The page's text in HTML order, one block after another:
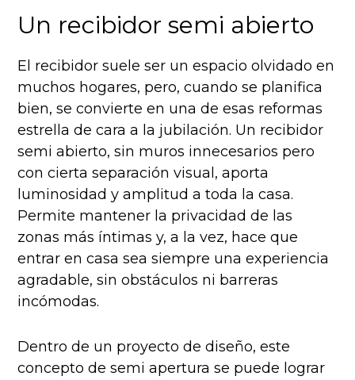
Un recibidor semi abierto
El recibidor suele ser un espacio olvidado en
muchos hogares, pero, cuando se planifica
bien, se convierte en una de esas reformas
estrella de cara a la jubilación. Un recibidor
semi abierto, sin muros innecesarios pero
con cierta separación visual, aporta
luminosidad y amplitud a toda la casa.
Permite mantener la privacidad de las
zonas más íntimas y, a la vez, hace que
entrar en casa sea siempre una experiencia
agradable, sin obstáculos ni barreras
incómodas.
Dentro de un proyecto de diseño, este
concepto de semi apertura se puede lograr